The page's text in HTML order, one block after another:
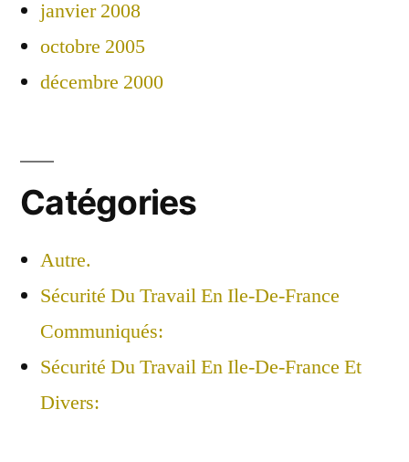
janvier 2008
octobre 2005
décembre 2000
Catégories
Autre.
Sécurité Du Travail En Ile-De-France
Communiqués:
Sécurité Du Travail En Ile-De-France Et
Divers: